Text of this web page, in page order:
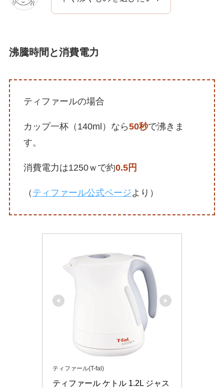
沸騰時間と消費電力
ティファールの場合
カップ一杯（140ml）なら50秒で沸きま
す。
消費電力は1250ｗで約0.5円
（ ティファール公式ページより）
ティファール(T-fal)
ティファール ケトル 1.2L ジャス